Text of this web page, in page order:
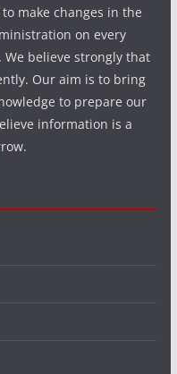
make changes in the
on every
believe strongly that
Our aim is to bring
to prepare our
information is a